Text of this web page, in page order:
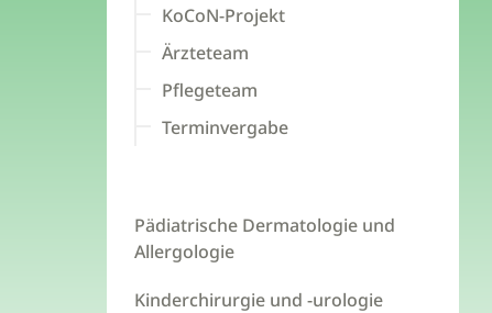
KoCoN-Projekt
Ärzteteam
Pflegeteam
Terminvergabe
Pädiatrische Dermatologie und
Allergologie
Kinderchirurgie und -urologie